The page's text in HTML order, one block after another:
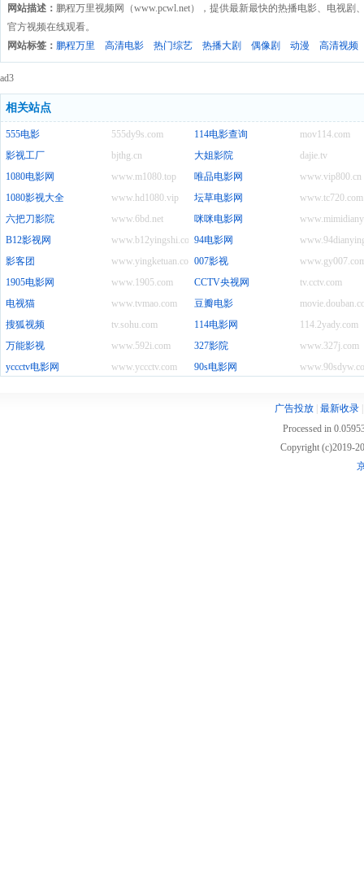
网站描述： 鹏程万里视频网（www.pcwl.net），提供最新最快的热播电影、电视
官方视频在线观看。
网站标签： 鹏程万里 高清电影 热门综艺 热播大剧 偶像剧 动漫 高清视频
ad3
相关站点
555dy9s.com
555电影 mov114.com
114电影查询
bjthg.cn
影视工厂 dajie.tv
大姐影院
www.m1080.top
1080电影网 www.vip800.cn
唯品电影网
www.hd1080.vip
1080影视大全 www.tc720.com
坛草电影网
www.6bd.net
六把刀影院
咪咪电影网
www.b12yingshi.com
B12影视网
94电影网
www.yingketuan.com
影客团
007影视
www.1905.com
1905电影网 tv.cctv.com
CCTV央视网
www.tvmao.com
电视猫
豆瓣电影
tv.sohu.com
搜狐视频 114.2yady.com
114电影网
www.592i.com
万能影视 www.327j.com
327影院
www.yccctv.com
yccctv电影网 90s电影网
广告投放 最新收录
Processed in
Copyright (c)2019-